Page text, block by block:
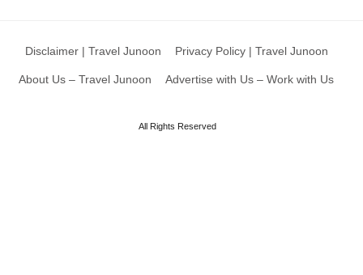
Disclaimer | Travel Junoon Privacy Policy | Travel Junoon
About Us – Travel Junoon Advertise with Us – Work with Us
All Rights Reserved